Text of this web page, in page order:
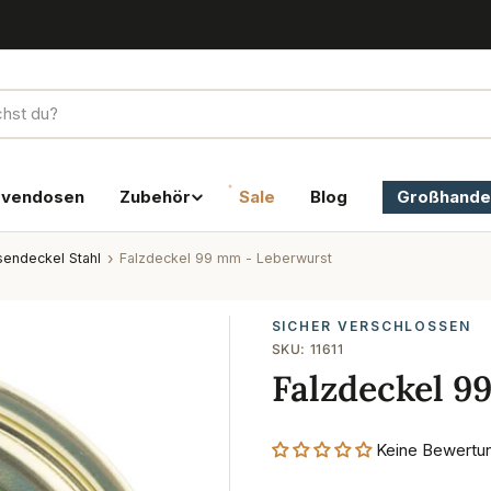
Zubehör Sale Blog
Stahl Falzdeckel 99 mm - Leberwurst
SICHER VERSCHLOSSEN
SKU: 11611
Falzdeckel
Keine